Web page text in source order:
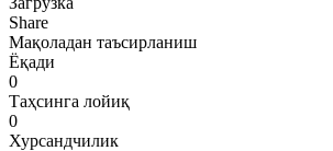
Share
Мақоладан таъсирланиш
Ёқади
0
Таҳсинга лойиқ
0
Хурсандчилик